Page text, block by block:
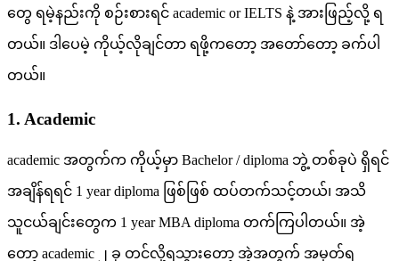
တွေ ရမဲ့နည်းကို စဉ်းစားရင် academic or IELTS နဲ့ အားဖြည့်လို့ ရ
တယ်။ ဒါပေမဲ့ ကိုယ့်လိုချင်တာ ရဖို့ကတော့ အတော်တော့ ခက်ပါ
တယ်။
1. Academic
academic အတွက်က ကိုယ့်မှာ Bachelor / diploma ဘွဲ့ တစ်ခုပဲ ရှိရင်
အချိန်ရရင် 1 year diploma ဖြစ်ဖြစ် ထပ်တက်သင့်တယ်၊ အသိ
သူငယ်ချင်းတွေက 1 year MBA diploma တက်ကြပါတယ်။ အဲ့
တော့ academic ၂ ခု တင်လို့ရသွားတော့ အဲ့အတွက် အမှတ်ရ